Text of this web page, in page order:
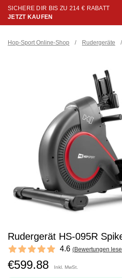
SICHERE DIR BIS ZU 214 € RABATT
JETZT KAUFEN
Hop-Sport Online-Shop / Rudergeräte /
Rudergerät HS-095R
Reviews
4.6 out of 5 stars 4.6 (Bewertungen
€599.88 Inkl. MwSt.